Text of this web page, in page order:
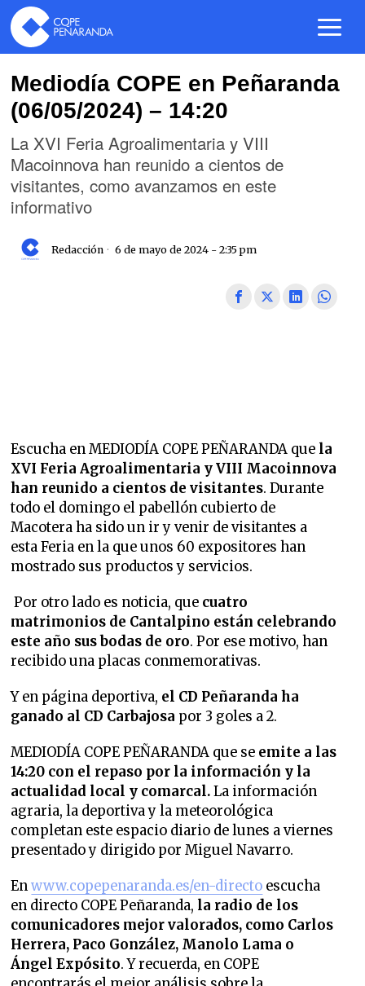
Mediodía COPE en Peñaranda
(06/05/2024) – 14:20
La XVI Feria Agroalimentaria y VIII
Macoinnova han reunido a cientos de
visitantes, como avanzamos en este
informativo
Redacción 6 de mayo de 2024 - 2:35 pm
Escucha en MEDIODÍA COPE PEÑARANDA que la
XVI Feria Agroalimentaria y VIII Macoinnova
han reunido a cientos de visitantes. Durante
todo el domingo el pabellón cubierto de
Macotera ha sido un ir y venir de visitantes a
esta Feria en la que unos 60 expositores han
mostrado sus productos y servicios.
Por otro lado es noticia, que cuatro
matrimonios de Cantalpino están celebrando
este año sus bodas de oro. Por ese motivo, han
recibido una placas conmemorativas.
Y en página deportiva, el CD Peñaranda ha
ganado al CD Carbajosa por 3 goles a 2.
MEDIODÍA COPE PEÑARANDA que se emite a las
14:20 con el repaso por la información y la
actualidad local y comarcal.La información
agraria, la deportiva y la meteorológica
completan este espacio diario de lunes a viernes
presentado y dirigido por Miguel Navarro.
Enwww.copepenaranda.es/en-directo escucha
en directo COPE Peñaranda, la radio de los
comunicadores mejor valorados, como Carlos
Herrera, Paco González, Manolo Lama o
Ángel Expósito. Y recuerda, en COPE